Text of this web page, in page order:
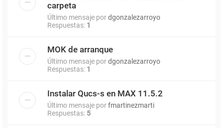
carpeta
Último mensaje pordgonzalezarroyo
Respuestas: 1
MOK de arranque
Último mensaje pordgonzalezarroyo
Respuestas: 1
Instalar Qucs-s en MAX 11.5.2
Último mensaje porfmartinezmarti
Respuestas: 5